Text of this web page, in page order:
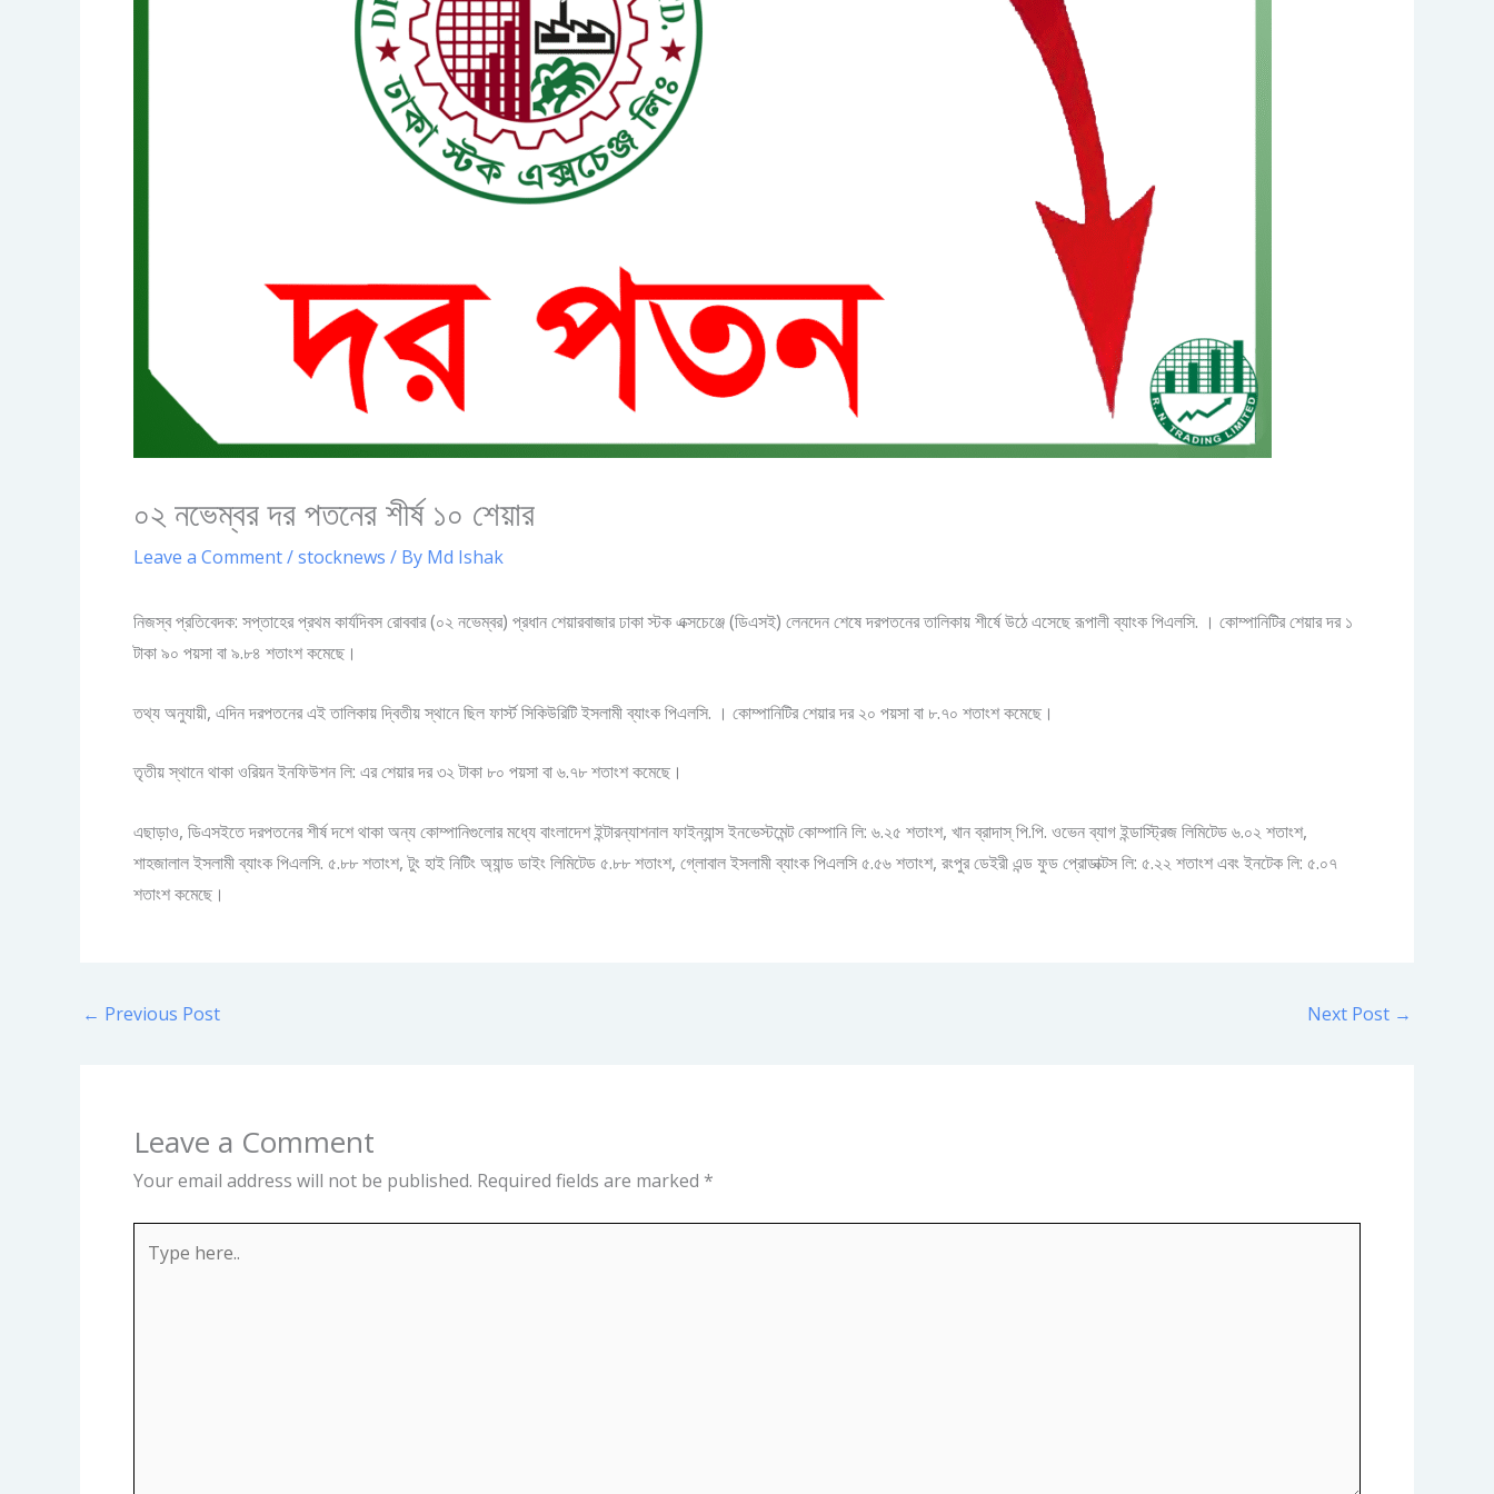
০২ নভেম্বর দর পতনের শীর্ষ ১০ শেয়ার
Leave a Comment/stocknews / By Md Ishak
নিজস্ব প্রতিবেদক: সপ্তাহের প্রথম কার্যদিবস রোববার (০২ নভেম্বর) প্রধান শেয়ারবাজার ঢাকা স্টক এক্সচেঞ্জে (ডিএসই) লেনদেন শেষে দরপতনের তালিকায় শীর্ষে উঠে এসেছে রূপালী ব্যাংক পিএলসি. । কোম্পানিটির শেয়ার দর ১
টাকা ৯০ পয়সা বা ৯.৮৪ শতাংশ কমেছে।
তথ্য অনুযায়ী, এদিন দরপতনের এই তালিকায় দ্বিতীয় স্থানে ছিল ফার্স্ট সিকিউরিটি ইসলামী ব্যাংক পিএলসি. । কোম্পানিটির শেয়ার দর ২০ পয়সা বা ৮.৭০ শতাংশ কমেছে।
তৃতীয় স্থানে থাকা ওরিয়ন ইনফিউশন লি: এর শেয়ার দর ৩২ টাকা ৮০ পয়সা বা ৬.৭৮ শতাংশ কমেছে।
এছাড়াও, ডিএসইতে দরপতনের শীর্ষ দশে থাকা অন্য কোম্পানিগুলোর মধ্যে বাংলাদেশ ইন্টারন্যাশনাল ফাইন্যান্স ইনভেস্টমেন্ট কোম্পানি লি: ৬.২৫ শতাংশ, খান ব্রাদাস্‌ পি.পি. ওভেন ব্যাগ ইন্ডাস্ট্রিজ লিমিটেড ৬.০২ শতাংশ,
শাহজালাল ইসলামী ব্যাংক পিএলসি. ৫.৮৮ শতাংশ, টুং হাই নিটিং অ্যান্ড ডাইং লিমিটেড ৫.৮৮ শতাংশ, গ্লোবাল ইসলামী ব্যাংক পিএলসি ৫.৫৬ শতাংশ, রংপুর ডেইরী এন্ড ফুড প্রোডাক্টস লি: ৫.২২ শতাংশ এবং ইনটেক লি: ৫.০৭
শতাংশ কমেছে।
← Previous Post Next Post →
Leave a Comment
Your email address will not be published. Required fields are marked *
here..